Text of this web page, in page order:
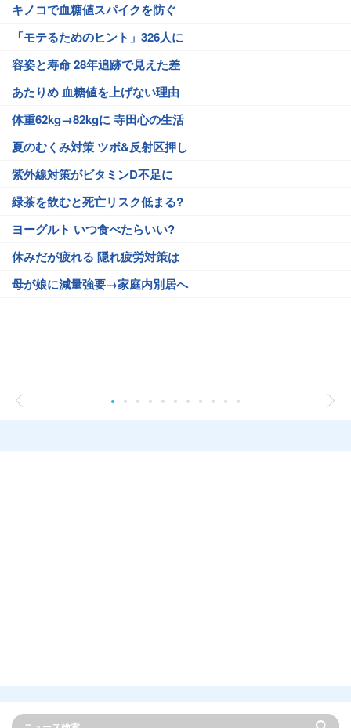
キノコで血糖値スパイクを防ぐ
「モテるためのヒント」326人に
容姿と寿命 28年追跡で見えた差
あたりめ 血糖値を上げない理由
体重62kg→82kgに 寺田心の生活
夏のむくみ対策 ツボ&反射区押し
紫外線対策がビタミンD不足に
緑茶を飲むと死亡リスク低まる?
ヨーグルト いつ食べたらいい?
休みだが疲れる 隠れ疲労対策は
母が娘に減量強要→家庭内別居へ